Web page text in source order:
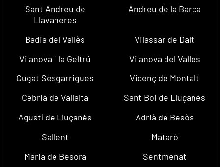
Sant Andreu de
Llavaneres
Andreu de la Barca
Badia del Vallès
Vilassar de Dalt
Vilanova i la Geltrú
Vilanova del Vallès
Cugat Sesgarrigues
Vicenç de Montalt
Cebrià de Vallalta
Sant Boi de Lluçanès
Agustí de Lluçanès
Adrià de Besòs
Sallent
Mataró
Maria de Besora
Sentmenat